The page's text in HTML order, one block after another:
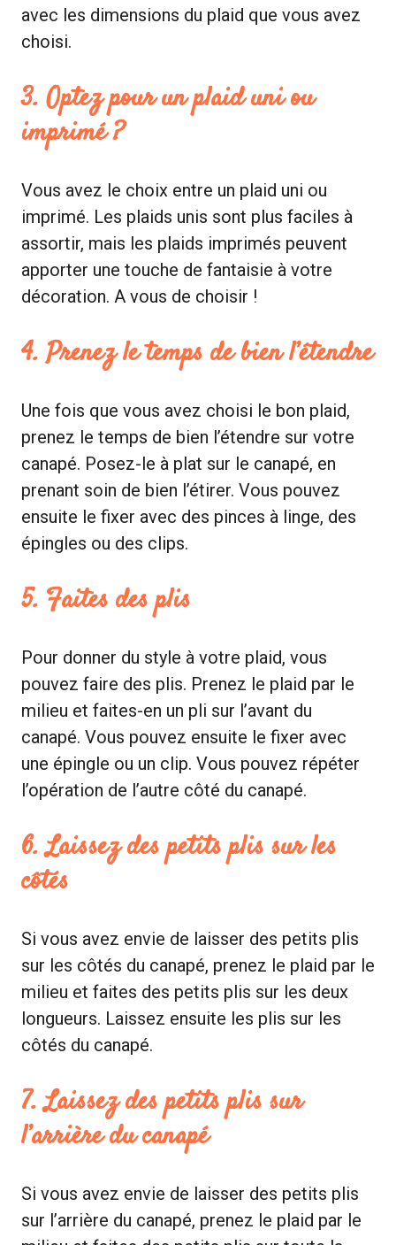
avec les dimensions du plaid que vous avez
choisi.
3. Optez pour un plaid uni ou
imprimé ?
Vous avez le choix entre un plaid uni ou
imprimé. Les plaids unis sont plus faciles à
assortir, mais les plaids imprimés peuvent
apporter une touche de fantaisie à votre
décoration. A vous de choisir !
4. Prenez le temps de bien l’étendre
Une fois que vous avez choisi le bon plaid,
prenez le temps de bien l’étendre sur votre
canapé. Posez-le à plat sur le canapé, en
prenant soin de bien l’étirer. Vous pouvez
ensuite le fixer avec des pinces à linge, des
épingles ou des clips.
5. Faites des plis
Pour donner du style à votre plaid, vous
pouvez faire des plis. Prenez le plaid par le
milieu et faites-en un pli sur l’avant du
canapé. Vous pouvez ensuite le fixer avec
une épingle ou un clip. Vous pouvez répéter
l’opération de l’autre côté du canapé.
6. Laissez des petits plis sur les
côtés
Si vous avez envie de laisser des petits plis
sur les côtés du canapé, prenez le plaid par le
milieu et faites des petits plis sur les deux
longueurs. Laissez ensuite les plis sur les
côtés du canapé.
7. Laissez des petits plis sur
l’arrière du canapé
Si vous avez envie de laisser des petits plis
sur l’arrière du canapé, prenez le plaid par le